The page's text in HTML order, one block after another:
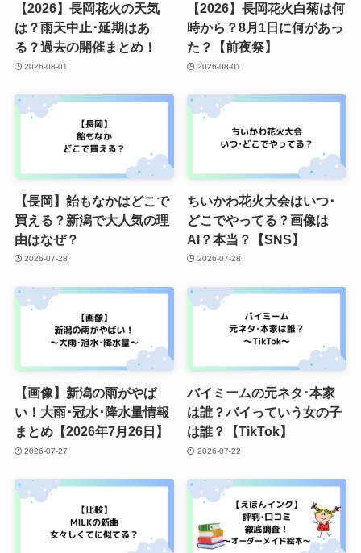
【2026】長岡花火の天気
は？雨天中止･延期はあ
る？過去の開催まとめ！
2026-08-01
【2026】長岡花火白菊は何
時から？8月1日に何があっ
た？【前夜祭】
2026-08-01
【長岡】飴もなかはどこで
買える？新潟で大人気の理
由はなぜ？
2026-07-28
ちいかわ花火大会はいつ･
どこでやってる？画像は
AI？本当？【SNS】
2026-07-28
【画像】新潟の雨がやば
い！大雨･冠水･降水量情報
まとめ【2026年7月26日】
2026-07-27
バイミームの元ネタ･本家
は誰？バイっていう女の子
は誰？【TikTok】
2026-07-22